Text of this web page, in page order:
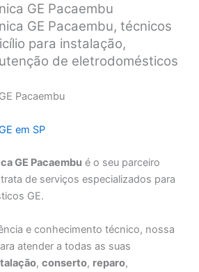
GE Pacaembu
GE Pacaembu, técnicos
para instalação,
de eletrodomésticos
Pacaembu
em SP
GE Pacaembu é o seu parceiro
de serviços especializados para
GE.
e conhecimento técnico, nossa
atender a todas as suas
,conserto, reparo,